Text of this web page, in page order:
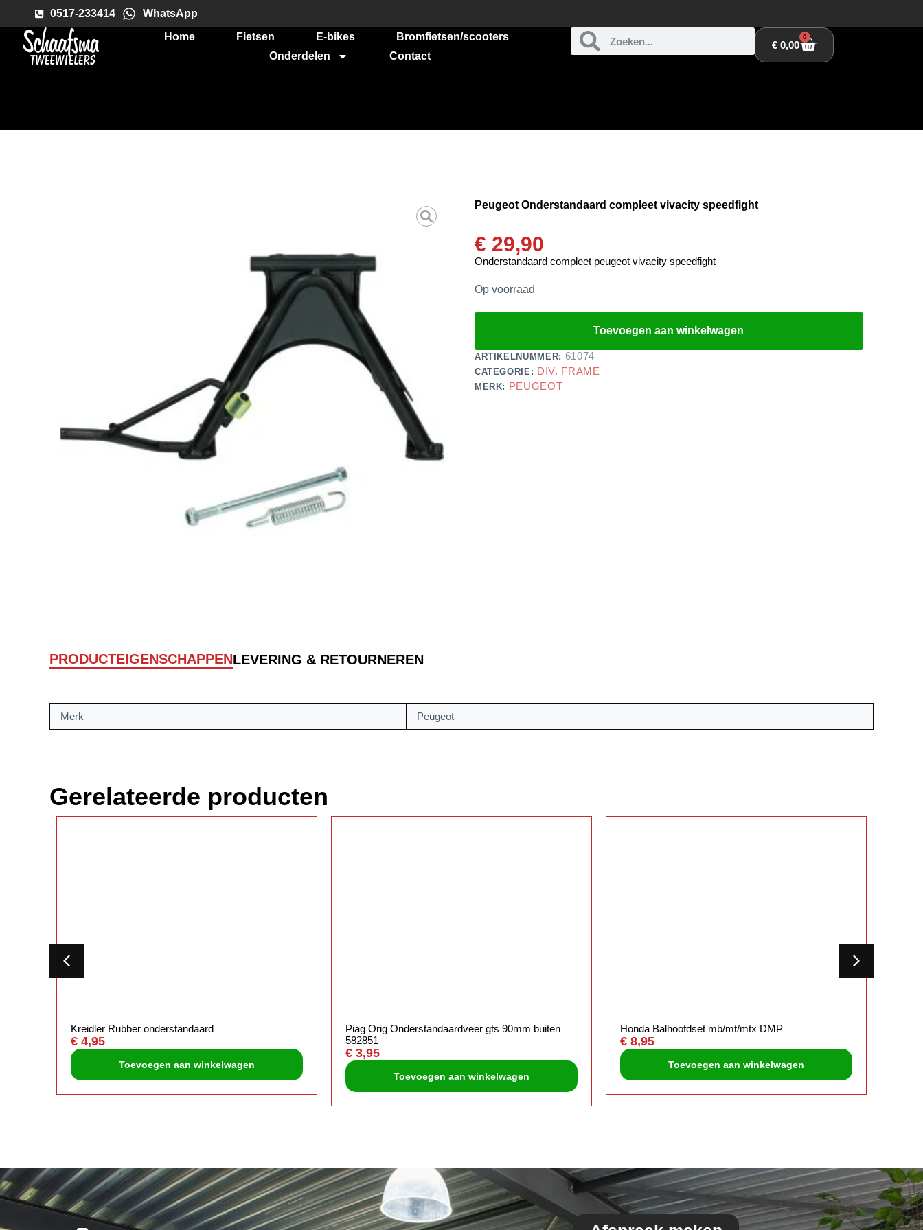
0517-233414
WhatsApp
Home
Fietsen E-bikes
Bromfietsen/scooters
Onderdelen
Contact
€0,00
0
Peugeot Onderstandaard compleet vivacity speedfight
€ 29,90
Onderstandaard compleet peugeot vivacity speedfight
Op voorraad
Toevoegen aan winkelwagen
ARTIKELNUMMER: 61074
CATEGORIE: DIV. FRAME
MERK: PEUGEOT
PRODUCTEIGENSCHAPPENLEVERING & RETOURNEREN
Merk Peugeot
Gerelateerde producten
Kreidler Rubber onderstandaard
€ 4,95
Toevoegen aan winkelwagen
Piag Orig Onderstandaardveer gts 90mm buiten
582851
€ 3,95
Toevoegen aan winkelwagen
Honda Balhoofdset mb/mt/mtx DMP
€ 8,95
Toevoegen aan winkelwagen